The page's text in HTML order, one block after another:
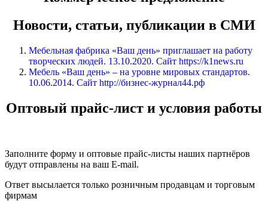
Новости, статьи, публикации в СМИ
Мебельная фабрика «Ваш день» приглашает на работу
творческих людей. 13.10.2020. Сайт https://k1news.ru
Мебель «Ваш день» – на уровне мировых стандартов.
10.06.2014. Сайт http://бизнес-журнал44.рф
Оптовый прайс-лист и условия работы
Заполните форму и оптовые прайс-листы наших партнёров
будут отправлены на ваш E-mail.
Ответ высылается только розничным продавцам и торговым
фирмам